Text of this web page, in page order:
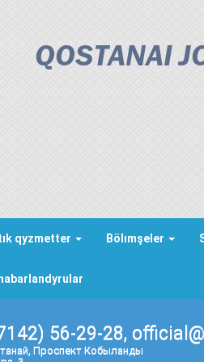
QOSTANAI
qyzmetter Bölımşeler
56-29-28,
Проспект Кобыланды